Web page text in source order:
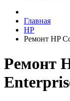
Главная
HP
Ремонт HP
Ремонт